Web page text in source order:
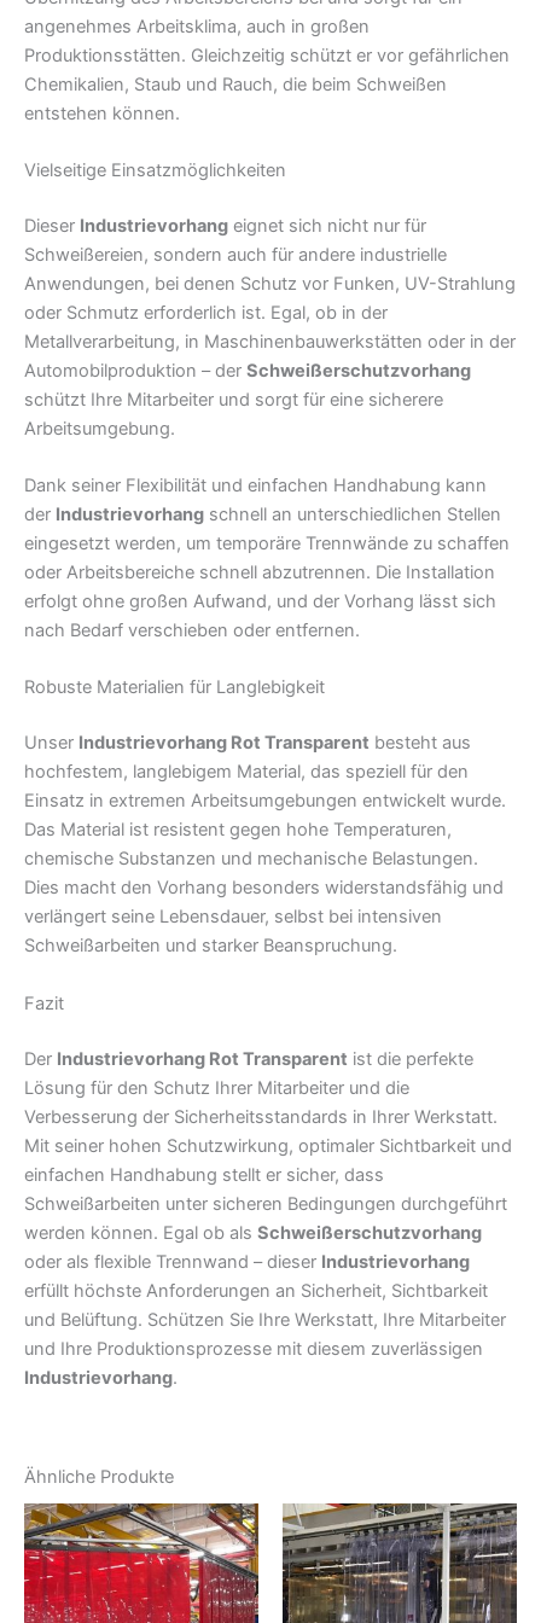
angenehmes Arbeitsklima, auch in großen
Produktionsstätten. Gleichzeitig schützt er vor gefährlichen
Chemikalien, Staub und Rauch, die beim Schweißen
entstehen können.
Vielseitige Einsatzmöglichkeiten
Dieser Industrievorhang eignet sich nicht nur für
Schweißereien, sondern auch für andere industrielle
Anwendungen, bei denen Schutz vor Funken, UV-Strahlung
oder Schmutz erforderlich ist. Egal, ob in der
Metallverarbeitung, in Maschinenbauwerkstätten oder in der
Automobilproduktion – der Schweißerschutzvorhang
schützt Ihre Mitarbeiter und sorgt für eine sicherere
Arbeitsumgebung.
Dank seiner Flexibilität und einfachen Handhabung kann
der Industrievorhang schnell an unterschiedlichen Stellen
eingesetzt werden, um temporäre Trennwände zu schaffen
oder Arbeitsbereiche schnell abzutrennen. Die Installation
erfolgt ohne großen Aufwand, und der Vorhang lässt sich
nach Bedarf verschieben oder entfernen.
Robuste Materialien für Langlebigkeit
Unser Industrievorhang Rot Transparent besteht aus
hochfestem, langlebigem Material, das speziell für den
Einsatz in extremen Arbeitsumgebungen entwickelt wurde.
Das Material ist resistent gegen hohe Temperaturen,
chemische Substanzen und mechanische Belastungen.
Dies macht den Vorhang besonders widerstandsfähig und
verlängert seine Lebensdauer, selbst bei intensiven
Schweißarbeiten und starker Beanspruchung.
Fazit
Der Industrievorhang Rot Transparent ist die perfekte
Lösung für den Schutz Ihrer Mitarbeiter und die
Verbesserung der Sicherheitsstandards in Ihrer Werkstatt.
Mit seiner hohen Schutzwirkung, optimaler Sichtbarkeit und
einfachen Handhabung stellt er sicher, dass
Schweißarbeiten unter sicheren Bedingungen durchgeführt
werden können. Egal ob als Schweißerschutzvorhang
oder als flexible Trennwand – dieser Industrievorhang
erfüllt höchste Anforderungen an Sicherheit, Sichtbarkeit
und Belüftung. Schützen Sie Ihre Werkstatt, Ihre Mitarbeiter
und Ihre Produktionsprozesse mit diesem zuverlässigen
Industrievorhang.
Ähnliche Produkte